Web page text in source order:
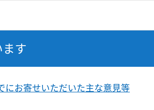
す
にお寄せいただいた主な意見等